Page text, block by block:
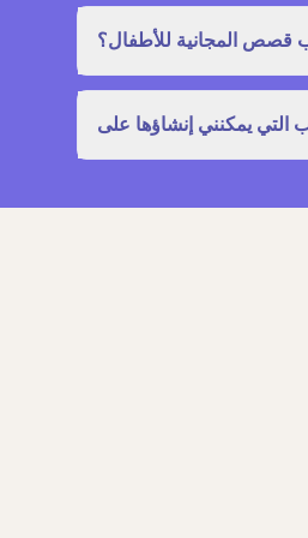
قصص المجانية للأطفال؟